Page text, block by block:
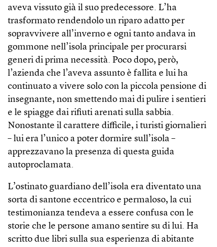
aveva vissuto già il suo predecessore. L’ha
trasformato rendendolo un riparo adatto per
sopravvivere all’inverno e ogni tanto andava in
gommone nell’isola principale per procurarsi
generi di prima necessità. Poco dopo, però,
l’azienda che l’aveva assunto è fallita e lui ha
continuato a vivere solo con la piccola pensione di
insegnante, non smettendo mai di pulire i sentieri
e le spiagge dai rifiuti arenati sulla sabbia.
Nonostante il carattere difficile, i turisti giornalieri
– lui era l’unico a poter dormire sull’isola –
apprezzavano la presenza di questa guida
autoproclamata.
L’ostinato guardiano dell’isola era diventato una
sorta di santone eccentrico e permaloso, la cui
testimonianza tendeva a essere confusa con le
storie che le persone amano sentire su di lui. Ha
scritto due libri sulla sua esperienza di abitante